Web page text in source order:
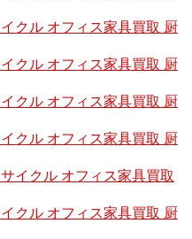
クル オフィス家具買取 厨
クル オフィス家具買取 厨
クル オフィス家具買取 厨
クル オフィス家具買取 厨
イクル オフィス家具買取
クル オフィス家具買取 厨